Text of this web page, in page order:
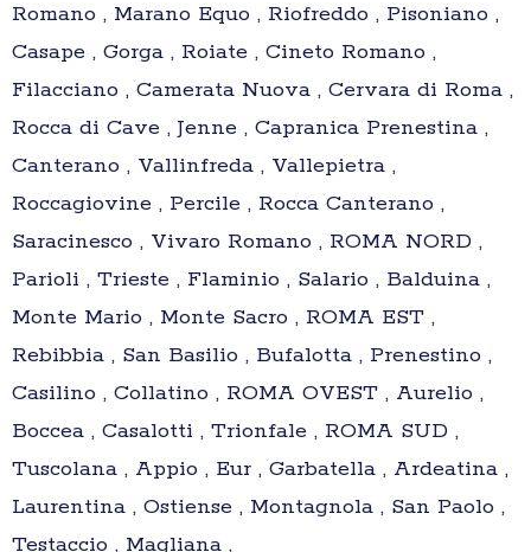
Romano , Marano Equo , Riofreddo , Pisoniano ,
Casape , Gorga , Roiate , Cineto Romano ,
Filacciano , Camerata Nuova , Cervara di Roma ,
Rocca di Cave , Jenne , Capranica Prenestina ,
Canterano , Vallinfreda , Vallepietra ,
Roccagiovine , Percile , Rocca Canterano ,
Saracinesco , Vivaro Romano , ROMA NORD ,
Parioli , Trieste , Flaminio , Salario , Balduina ,
Monte Mario , Monte Sacro , ROMA EST ,
Rebibbia , San Basilio , Bufalotta , Prenestino ,
Casilino , Collatino , ROMA OVEST , Aurelio ,
Boccea , Casalotti , Trionfale , ROMA SUD ,
Tuscolana , Appio , Eur , Garbatella , Ardeatina ,
Laurentina , Ostiense , Montagnola , San Paolo ,
Testaccio , Magliana ,